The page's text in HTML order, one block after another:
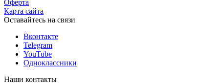
Оферта
Карта сайта
Оставайтесь на связи
Вконтакте
Telegram
YouTube
Одноклассники
Наши контакты